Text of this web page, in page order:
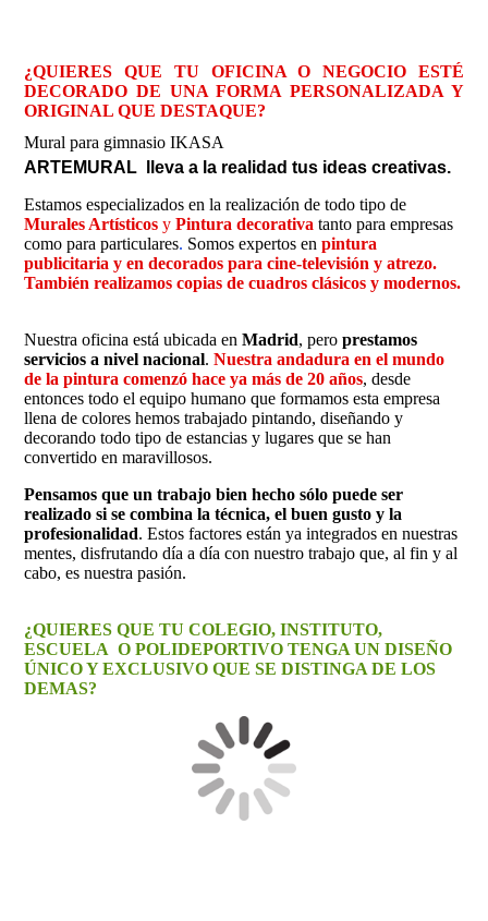
¿QUIERES QUE TU OFICINA O NEGOCIO ESTÉ
DECORADO DE UNA FORMA PERSONALIZADA Y
ORIGINAL QUE DESTAQUE?
Mural para gimnasio IKASA
ARTEMURAL
lleva a la realidad tus ideas creativas.
Estamos especializados en la realización de todo tipo de
Murales Artísticos yPintura decorativa tanto para empresas
como para particulares. Somos expertos en pintura
publicitaria y en decorados para cine-televisión y atrezo.
También realizamos copias de cuadros clásicos y modernos.
Nuestra oficina está ubicada enMadrid, peroprestamos
servicios a nivel nacional.Nuestra andadura en el mundo
de la pintura comenzó hace ya más de 20 años, desde
entonces todo el equipo humano que formamos esta empresa
llena de colores hemos trabajado pintando, diseñando y
decorando todo tipo de estancias y lugares que se han
convertido en maravillosos.
Pensamos que un trabajo bien hecho sólo puede ser
realizado si se combina la técnica, el buen gusto y la
profesionalidad. Estos factores están ya integrados en nuestras
mentes, disfrutando día a día con nuestro trabajo que, al fin y al
cabo, es nuestra pasión.
¿QUIERES QUE TU COLEGIO, INSTITUTO,
ESCUELA O POLIDEPORTIVOTENGA UN DISEÑO
ÚNICO Y EXCLUSIVO QUE SE DISTINGA DE LOS
DEMAS?